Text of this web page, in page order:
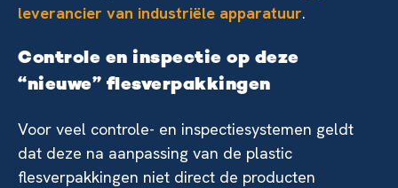
leverancier van industriële apparatuur.
Controle en inspectie op deze
“nieuwe” flesverpakkingen
Voor veel controle- en inspectiesystemen geldt
dat deze na aanpassing van de plastic
flesverpakkingen niet direct de producten